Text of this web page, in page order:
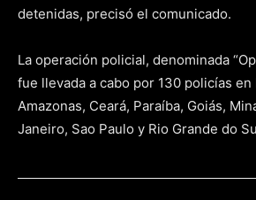
detenidas, precisó el comunicado.
La operación policial, denominada
fue llevada a cabo por 130 policías
Amazonas, Ceará, Paraíba, Goiás,
Janeiro, Sao Paulo y Rio Grande do